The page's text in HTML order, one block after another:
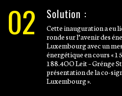
02 Solution :
Cette inauguration a eu
ronde sur l’avenir des
Luxembourg avec un
énergétique en cours «
188.4OO Leit – Grénge
présentation de la co-
Luxembourg ».